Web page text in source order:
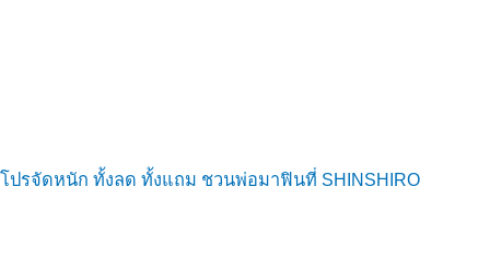
โปรจัดหนัก ทั้งลด ทั้งแถม ชวนพ่อมาฟินที่ SHINSHIRO